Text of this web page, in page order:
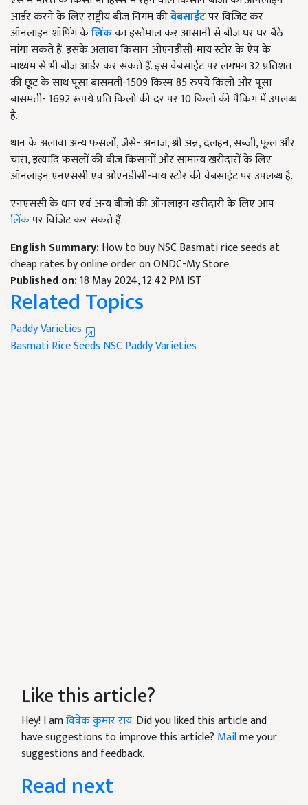
आर्डर करने के लिए राष्ट्रीय बीज निगम कीवेबसाईटपर विजिट कर
ऑनलाइन शॉपिंग केलिंकका इस्तेमाल कर आसानी से बीज घर घर बैठे
मांगा सकते हैं. इसके अलावा किसान ओएनडीसी-माय स्टोर के ऐप के
माध्यम से भी बीज आर्डर कर सकते हैं. इस वेबसाईट पर लगभग 32 प्रतिशत
की छूट के साथ पूसा बासमती-1509 किस्म 85 रुपये किलो और पूसा
बासमती- 1692 रूपये प्रति किलो की दर पर 10 किलो की पैकिंग में उपलब्ध
है.
धान के अलावा अन्य फसलों, जैसे- अनाज, श्री अन्न, दलहन, सब्जी, फूल और
चारा, इत्यादि फसलों की बीज किसानों और सामान्य खरीदारों के लिए
ऑनलाइन एनएससी एवं ओएनडीसी-माय स्टोर की वेबसाईट पर उपलब्ध है.
एनएससी के धान एवं अन्य बीजों की ऑनलाइन खरीदारी के लिए आप
लिंकपर विजिट कर सकते हैं.
English Summary:How to buy NSC Basmati rice seeds at
cheap rates by online order on ONDC-My Store
Published on:18 May 2024, 12:42 PM IST
Related Topics
Paddy Varieties
Basmati Rice Seeds NSC Paddy Varieties
Like this article?
Hey! I amविवेक कुमार राय. Did you liked this article and
have suggestions to improve this article? Mailme your
suggestions and feedback.
Read next